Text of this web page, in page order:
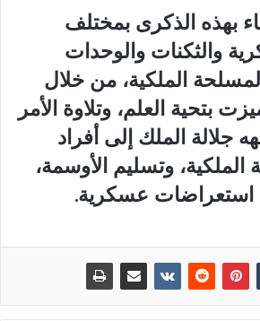
بهذه الذكرى بمختلف
والثكنات والوحدات
المسلحة الملكية، من خلال
بتحية العلم، وتلاوة الأمر
جلالة الملك إلى أفراد
الملكية، وتسليم الأوسمة،
استعراضات عسكرية.